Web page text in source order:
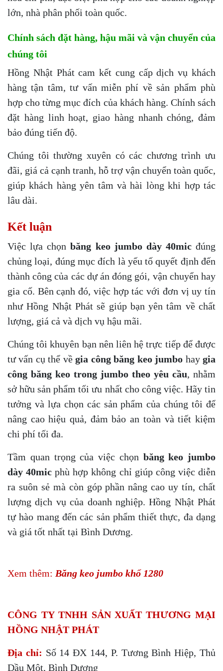
lớn, nhà phân phối toàn quốc.
Chính sách đặt hàng, hậu mãi và vận chuyển của
chúng tôi
Hồng Nhật Phát cam kết cung cấp dịch vụ khách
hàng tận tâm, tư vấn miễn phí về sản phẩm phù
hợp cho từng mục đích của khách hàng. Chính sách
đặt hàng linh hoạt, giao hàng nhanh chóng, đảm
bảo đúng tiến độ.
Chúng tôi thường xuyên có các chương trình ưu
đãi, giá cả cạnh tranh, hỗ trợ vận chuyển toàn quốc,
giúp khách hàng yên tâm và hài lòng khi hợp tác
lâu dài.
Kết luận
Việc lựa chọnbăng keo jumbo dày 40micđúng
chủng loại, đúng mục đích là yếu tố quyết định đến
thành công của các dự án đóng gói, vận chuyển hay
gia cố. Bên cạnh đó, việc hợp tác với đơn vị uy tín
như Hồng Nhật Phát sẽ giúp bạn yên tâm về chất
lượng, giá cả và dịch vụ hậu mãi.
Chúng tôi khuyên bạn nên liên hệ trực tiếp để được
tư vấn cụ thể vềgia công băng keo jumbo haygia
công băng keo trong jumbo theo yêu cầu, nhằm
sở hữu sản phẩm tối ưu nhất cho công việc. Hãy tin
tưởng và lựa chọn các sản phẩm của chúng tôi để
nâng cao hiệu quả, đảm bảo an toàn và tiết kiệm
chi phí tối đa.
Tầm quan trọng của việc chọn băng keo jumbo
dày 40mic phù hợp không chỉ giúp công việc diễn
ra suôn sẻ mà còn góp phần nâng cao uy tín, chất
lượng dịch vụ của doanh nghiệp. Hồng Nhật Phát
tự hào mang đến các sản phẩm thiết thực, đa dạng
và giá tốt nhất tại Bình Dương.
Xem thêm: Băng keo jumbo khổ 1280
CÔNG TY TNHH SẢN XUẤT THƯƠNG MẠI
HỒNG NHẬT PHÁT
Địa chỉ: Số 14 ĐX 144, P. Tương Bình Hiệp, Thủ
Dầu Một, Bình Dương